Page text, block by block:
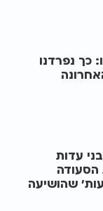
כך נפרדנו
עדות
הסעודה
שהושיעה